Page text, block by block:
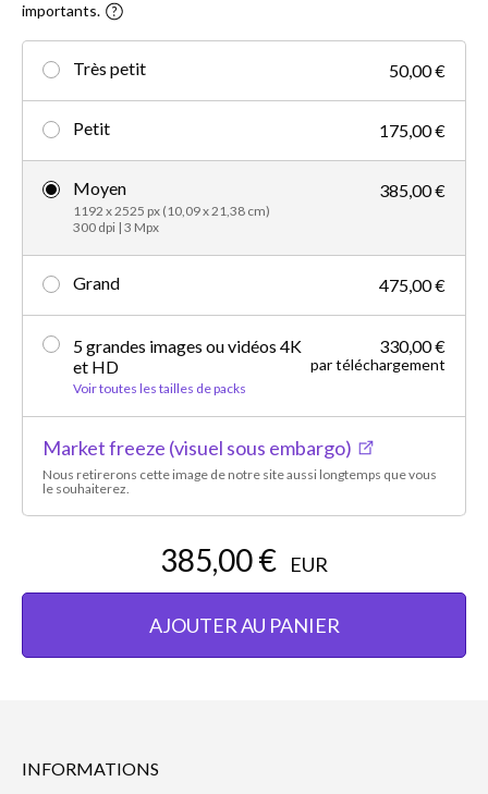
importants.
Très petit 50,00 €
Petit 175,00 €
Moyen
1192 x 2525 px (10,09 x 21,38 cm)
300 dpi | 3 Mpx
385,00 €
Grand 475,00 €
5 grandes images ou vidéos 4K
et HD
Voir toutes les tailles de packs
330,00 €
par téléchargement
Market freeze (visuel sous embargo)
Nous retirerons cette image de notre site aussi longtemps que vous
le souhaiterez.
385,00 € EUR
AJOUTER AU PANIER
INFORMATIONS